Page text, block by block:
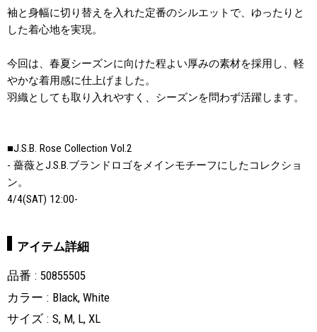
袖と身幅に切り替えを入れた定番のシルエットで、ゆったりと
した着心地を実現。
今回は、春夏シーズンに向けた程よい厚みの素材を採用し、軽
やかな着用感に仕上げました。
羽織としても取り入れやすく、シーズンを問わず活躍します。
■J.S.B. Rose Collection Vol.2
- 薔薇とJ.S.B.ブランドロゴをメインモチーフにしたコレクショ
ン。
4/4(SAT) 12:00-
アイテム詳細
品番
50855505
カラー
Black, White
サイズ
S, M, L, XL